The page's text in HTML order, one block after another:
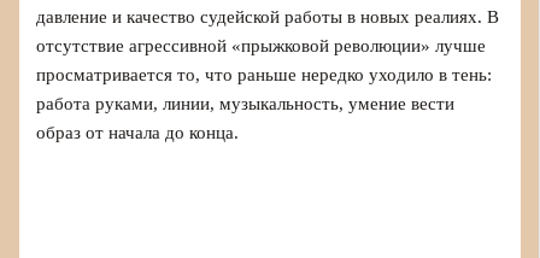
давление и качество судейской работы в новых реалиях. В
отсутствие агрессивной «прыжковой революции» лучше
просматривается то, что раньше нередко уходило в тень:
работа руками, линии, музыкальность, умение вести
образ от начала до конца.